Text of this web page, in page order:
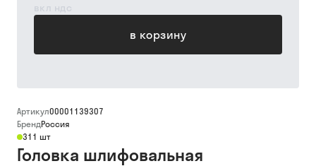
вкл ндс
в корзину
Артикул00001139307
БрендРоссия
311 шт
Головка шлифовальная